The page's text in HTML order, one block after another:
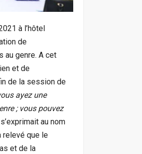
à l’hôtel
de
au genre. A cet
et de
de la session de
ayez une
; vous pouvez
au nom
relevé que le
et de la